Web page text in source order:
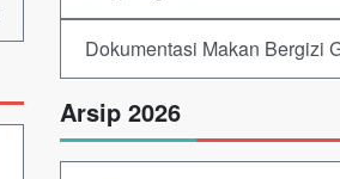
Dokumentasi Makan Bergizi
Arsip 2026